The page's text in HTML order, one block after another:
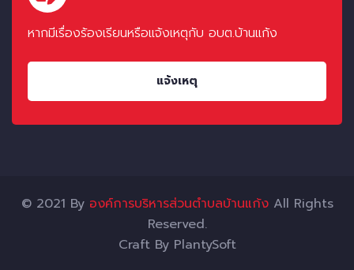
หากมีเรื่องร้องเรียนหรือแจ้งเหตุกับ อบต.บ้านแก้ง
แจ้งเหตุ
© 2021 By องค์การบริหารส่วนตำบลบ้านแก้งAll Rights
Reserved.
Craft By PlantySoft